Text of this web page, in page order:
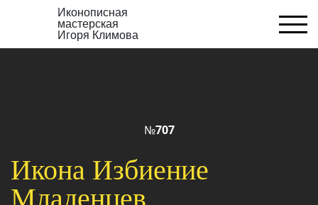
Иконописная
мастерская
Игоря Климова
Икона Избиение
Младенцев
№707